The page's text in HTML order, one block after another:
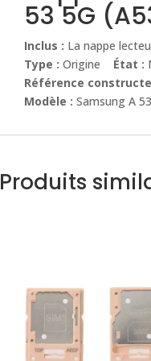
53 5G
Inclus : La nappe
Type : Origine État :
Référence
Modèle :Samsung A
Produits